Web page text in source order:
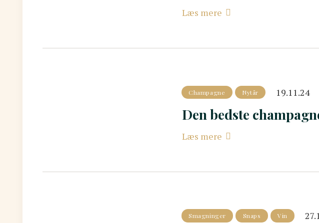
Læs mere
Champagne Nytår 19.11.24
Den bedste
Læs mere
Smagninger Snaps Vin